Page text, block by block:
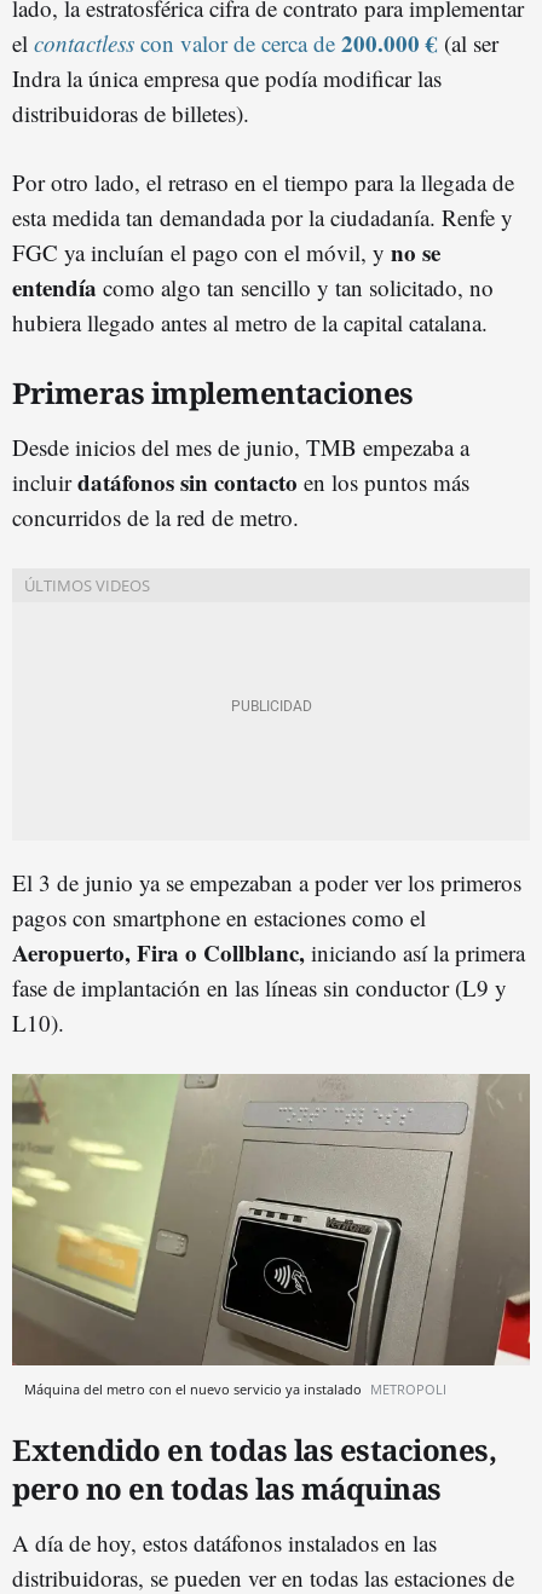
lado, la estratosférica cifra de contrato para implementar
el contactless con valor de cerca de 200.000 € (al ser
Indra la única empresa que podía modificar las
distribuidoras de billetes).
Por otro lado, el retraso en el tiempo para la llegada de
esta medida tan demandada por la ciudadanía. Renfe y
FGC ya incluían el pago con el móvil, y no se
entendía como algo tan sencillo y tan solicitado, no
hubiera llegado antes al metro de la capital catalana.
Primeras implementaciones
Desde inicios del mes de junio, TMB empezaba a
incluirdatáfonos sin contacto en los puntos más
concurridos de la red de metro.
El 3 de junio ya se empezaban a poder ver los primeros
pagos con smartphone en estaciones como el
Aeropuerto, Fira o Collblanc, iniciando así la primera
fase de implantación en las líneas sin conductor (L9 y
L10).
Máquina del metro con el nuevo servicio ya instalado METROPOLI
Extendido en todas las estaciones,
pero no en todas las máquinas
A día de hoy, estos datáfonos instalados en las
distribuidoras, se pueden ver en todas las estaciones de